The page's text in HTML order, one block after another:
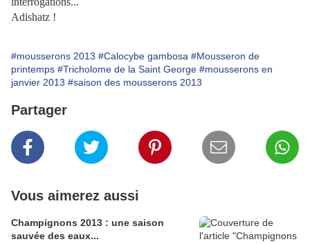
Adishatz !
#mousserons 2013 #Calocybe gambosa #Mousseron de
printemps #Tricholome de la Saint George #mousserons en
janvier 2013 #saison des mousserons 2013
Partager
Vous aimerez aussi
Champignons 2013 : une saison
sauvée des eaux...